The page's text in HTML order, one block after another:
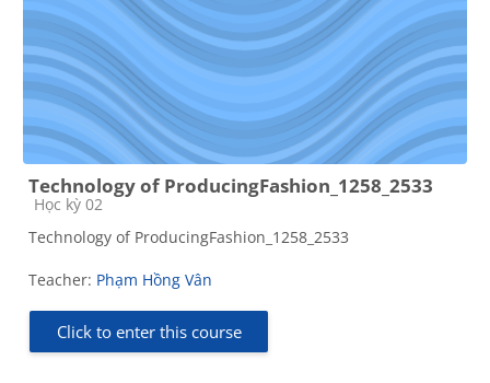
Technology of ProducingFashion_1258_2533
Course category
Học kỳ 02
Technology of ProducingFashion_1258_2533
Teacher: Phạm Hồng Vân
Click to enter this course